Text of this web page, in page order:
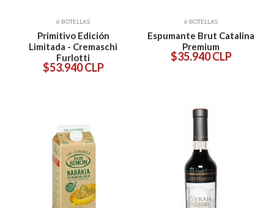
6 BOTELLAS
Primitivo Edición
Limitada - Cremaschi
Furlotti
$53.940 CLP
6 BOTELLAS
Espumante Brut Catalina
Premium
$35.940 CLP